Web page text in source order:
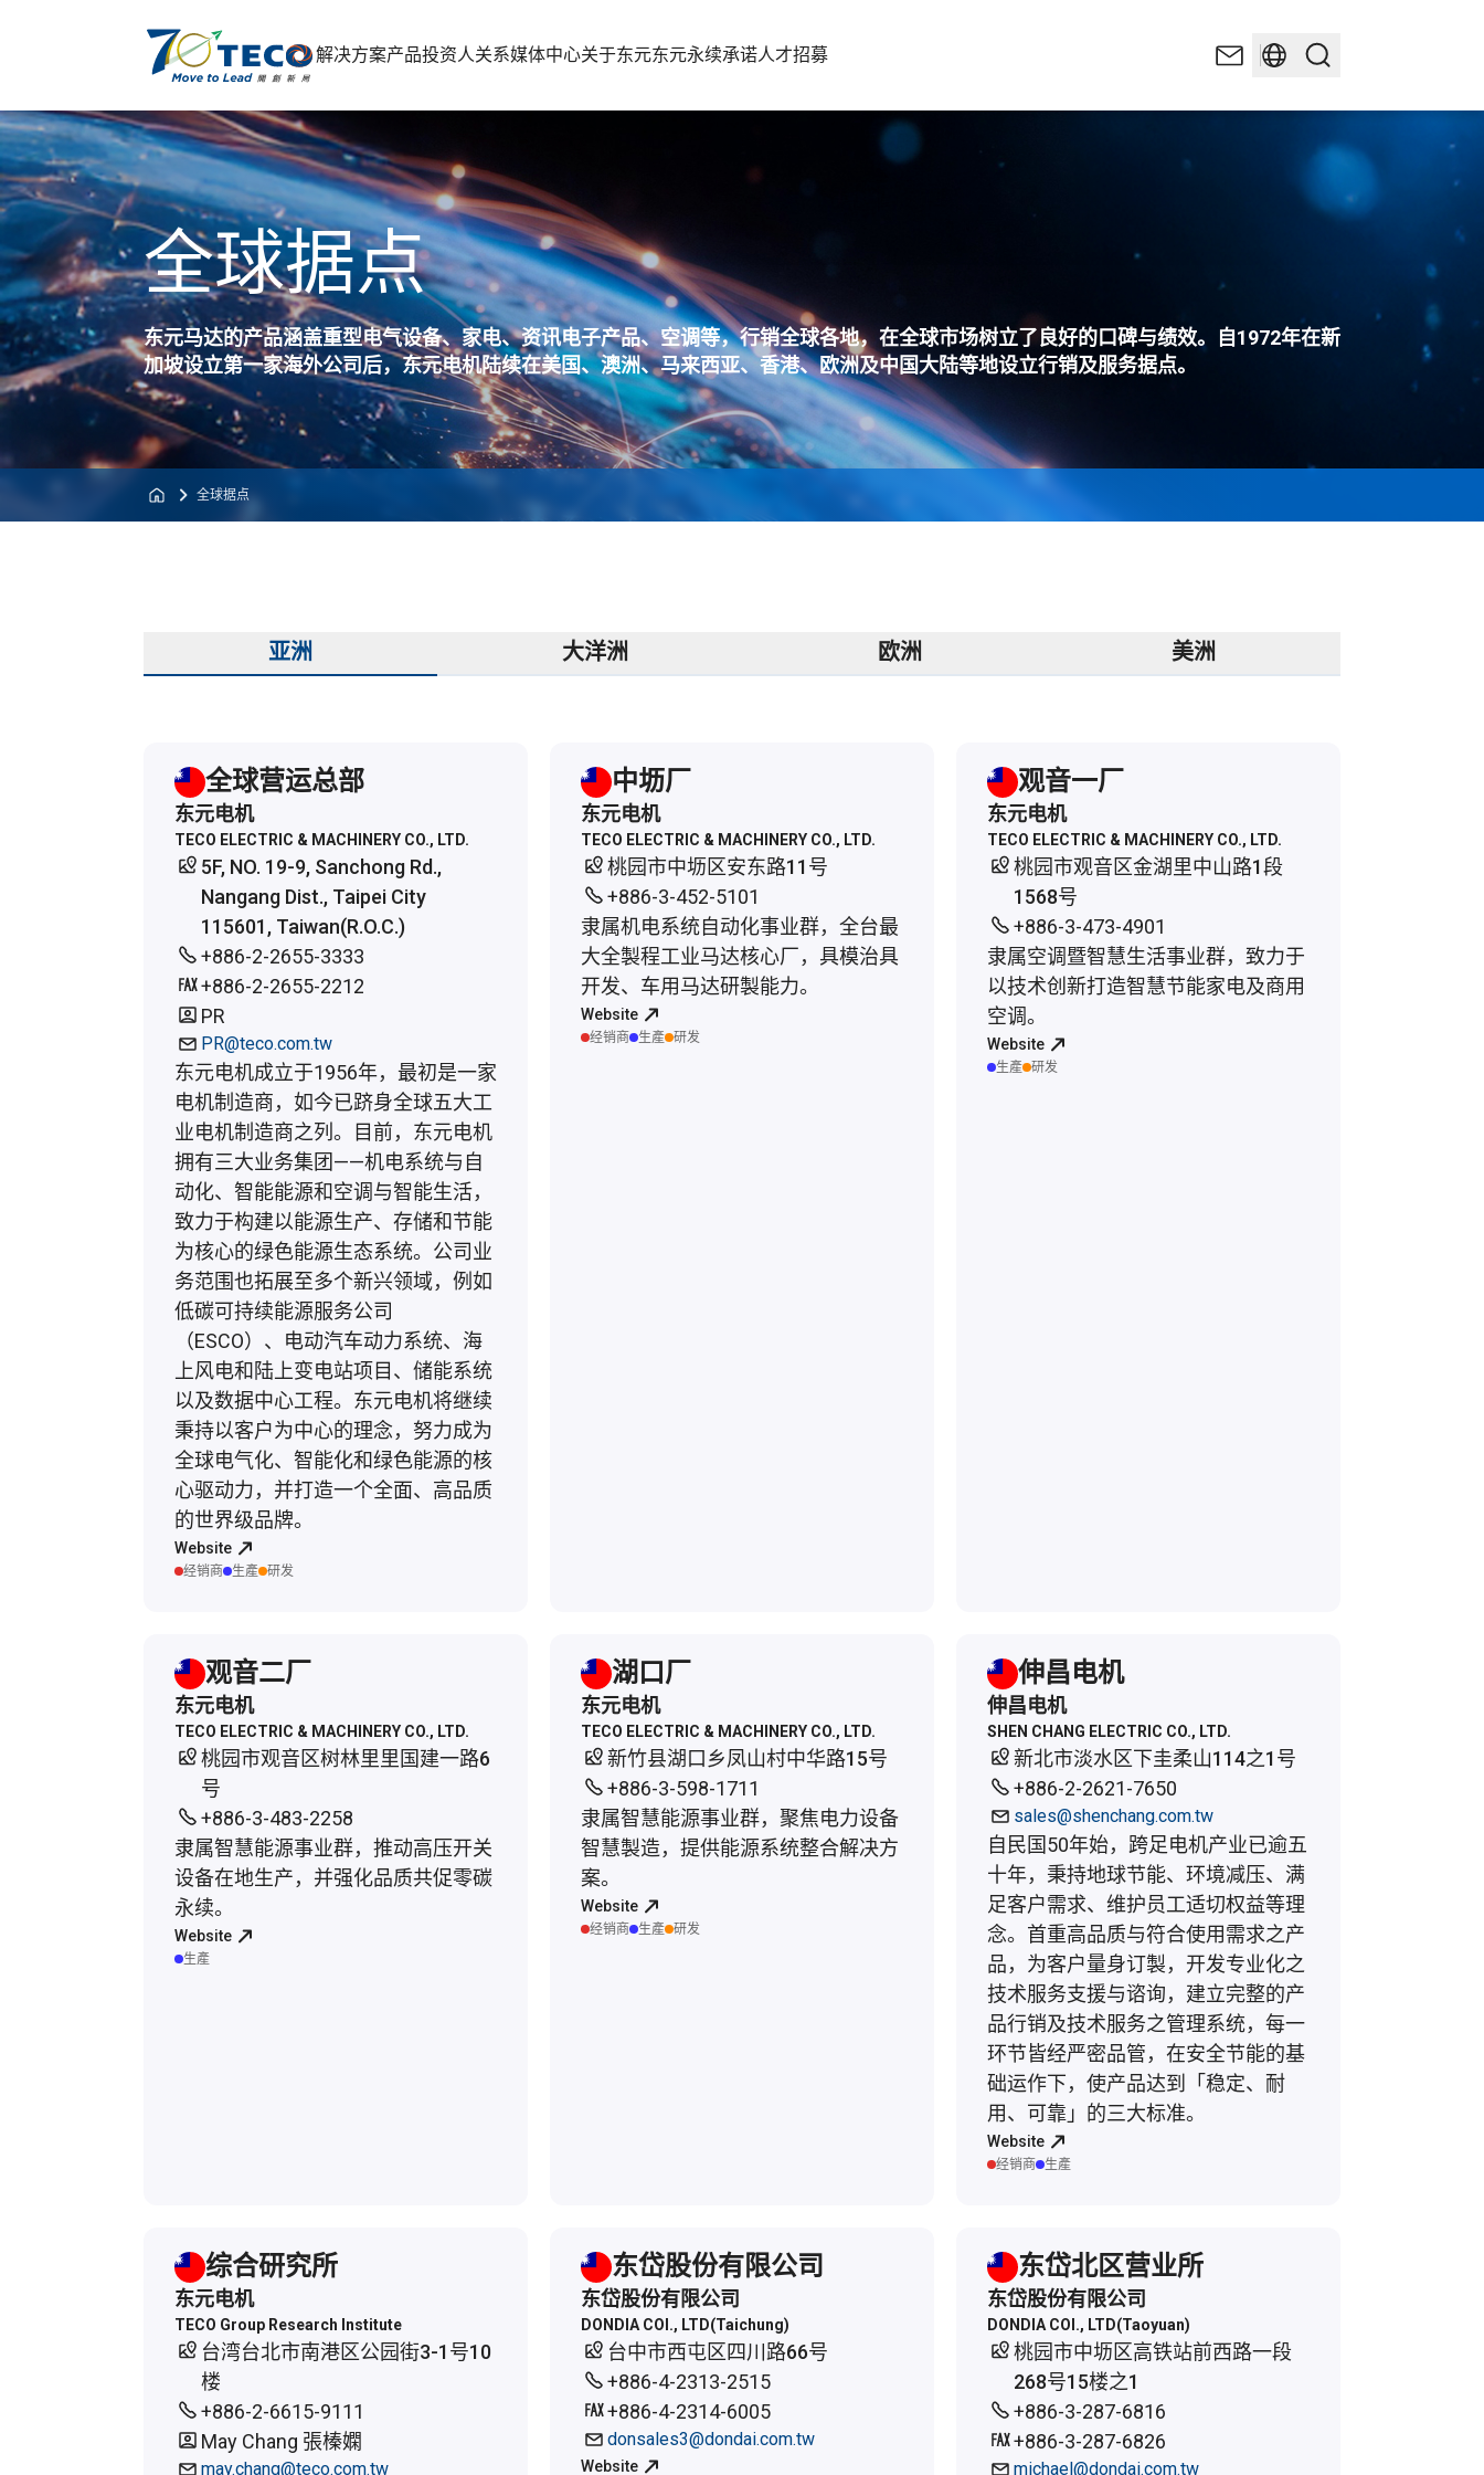
解决方案产品投资人关系媒体中心关于东元东元永续承诺人才招募
全球据点
东元马达的产品涵盖重型电气设备、家电、资讯电子产品、空调等，行销全球各地，在全球市场树立了良好的口碑与绩效。自1972年在新
加坡设立第一家海外公司后，东元电机陆续在美国、澳洲、马来西亚、香港、欧洲及中国大陆等地设立行销及服务据点。
全球据点
亚洲 大洋洲 欧洲 美洲
全球营运总部
东元电机
TECO ELECTRIC & MACHINERY CO., LTD.
5F, NO. 19-9, Sanchong Rd.,
Nangang Dist., Taipei City
115601, Taiwan(R.O.C.)
+886-2-2655-3333
+886-2-2655-2212
PR
PR@teco.com.tw
东元电机成立于1956年，最初是一家
电机制造商，如今已跻身全球五大工
业电机制造商之列。目前，东元电机
拥有三大业务集团——机电系统与自
动化、智能能源和空调与智能生活，
致力于构建以能源生产、存储和节能
为核心的绿色能源生态系统。公司业
务范围也拓展至多个新兴领域，例如
低碳可持续能源服务公司
（ESCO）、电动汽车动力系统、海
上风电和陆上变电站项目、储能系统
以及数据中心工程。东元电机将继续
秉持以客户为中心的理念，努力成为
全球电气化、智能化和绿色能源的核
心驱动力，并打造一个全面、高品质
的世界级品牌。
Website
经销商 生產 研发
中坜厂
东元电机
TECO ELECTRIC & MACHINERY CO., LTD.
桃园市中坜区安东路11号
+886-3-452-5101
隶属机电系统自动化事业群，全台最
大全製程工业马达核心厂，具模治具
开发、车用马达研製能力。
Website
经销商 生產 研发
观音一厂
东元电机
TECO ELECTRIC & MACHINERY CO., LTD.
桃园市观音区金湖里中山路1段
1568号
+886-3-473-4901
隶属空调暨智慧生活事业群，致力于
以技术创新打造智慧节能家电及商用
空调。
Website
生產 研发
观音二厂
东元电机
TECO ELECTRIC & MACHINERY CO., LTD.
桃园市观音区树林里里国建一路6
号
+886-3-483-2258
隶属智慧能源事业群，推动高压开关
设备在地生产，并强化品质共促零碳
永续。
Website
生產
湖口厂
东元电机
TECO ELECTRIC & MACHINERY CO., LTD.
新竹县湖口乡凤山村中华路15号
+886-3-598-1711
隶属智慧能源事业群，聚焦电力设备
智慧製造，提供能源系统整合解决方
案。
Website
经销商 生產 研发
伸昌电机
伸昌电机
SHEN CHANG ELECTRIC CO., LTD.
新北市淡水区下圭柔山114之1号
+886-2-2621-7650
sales@shenchang.com.tw
自民国50年始，跨足电机产业已逾五
十年，秉持地球节能、环境减压、满
足客户需求、维护员工适切权益等理
念。首重高品质与符合使用需求之产
品，为客户量身订製，开发专业化之
技术服务支援与谘询，建立完整的产
品行销及技术服务之管理系统，每一
环节皆经严密品管，在安全节能的基
础运作下，使产品达到「稳定、耐
用、可靠」的三大标准。
Website
经销商 生產
综合研究所
东元电机
TECO Group Research Institute
台湾台北市南港区公园街3-1号10
楼
+886-2-6615-9111
May Chang 張榛嫻
may.chang@teco.com.tw
东岱股份有限公司
东岱股份有限公司
DONDIA COI., LTD(Taichung)
台中市西屯区四川路66号
+886-4-2313-2515
+886-4-2314-6005
donsales3@dondai.com.tw
Website
东岱北区营业所
东岱股份有限公司
DONDIA COI., LTD(Taoyuan)
桃园市中坜区高铁站前西路一段
268号15楼之1
+886-3-287-6816
+886-3-287-6826
michael@dondai.com.tw